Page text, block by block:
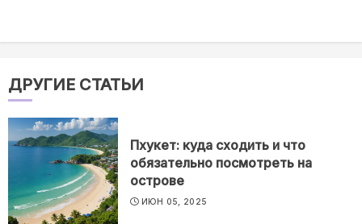
ДРУГИЕ СТАТЬИ
Пхукет: куда сходить и что
обязательно посмотреть на
острове
ИЮН 05, 2025